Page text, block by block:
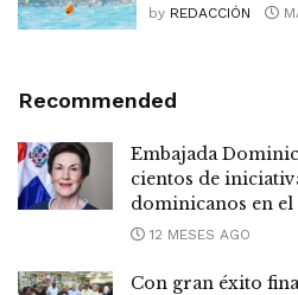
by REDACCIÓN
Recommended
Embajada
cientos de
dominicanos en
12 MESES AGO
Con gran éxito